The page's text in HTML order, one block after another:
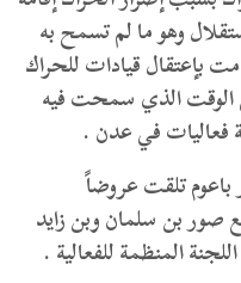
وهو ما لم تسمح به
بإعتقال قيادات للحراك
الوقت الذي سمحت فيه
فعاليات في عدن .
باعوم تلقت عروضاً
صور بن سلمان وبن زايد
المنظمة للفعالية .